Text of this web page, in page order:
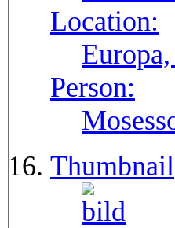
Location:
Person:
Thumbnail